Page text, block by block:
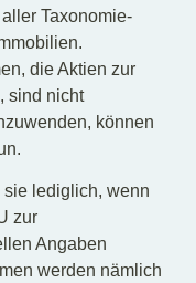
Taxonomie-
die Aktien zur
sind nicht
können
lediglich, wenn
zur
Angaben
werden nämlich